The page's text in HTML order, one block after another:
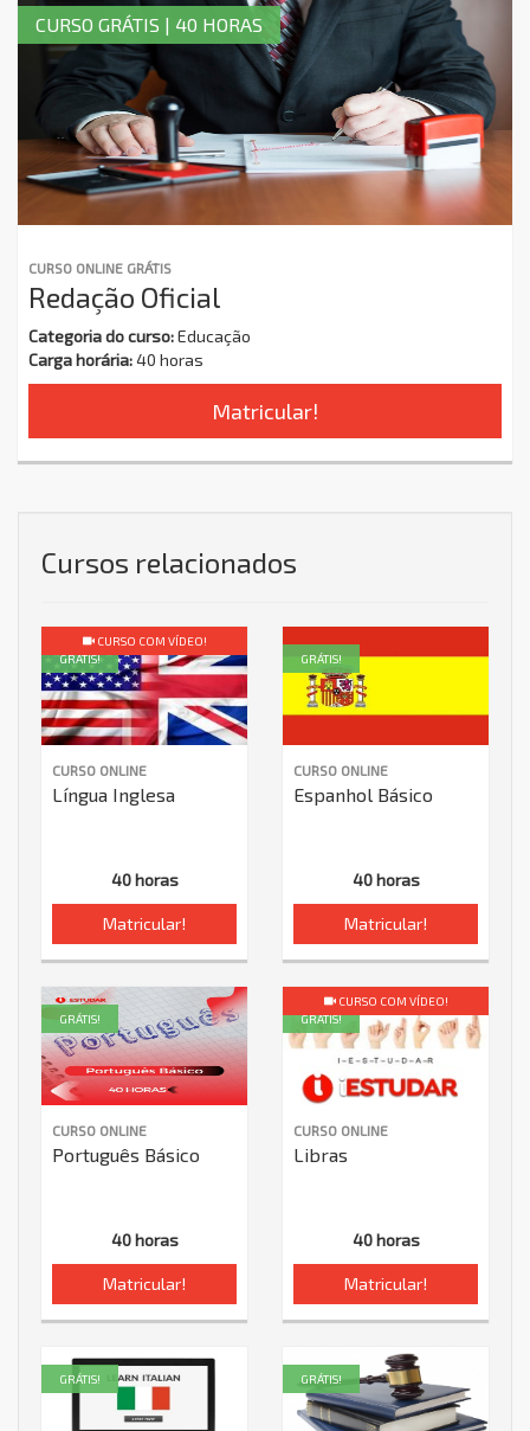
CURSO ONLINE GRÁTIS
Redação Oficial
Categoria do curso:Educação
Carga horária:40 horas
Matricular!
CURSO GRÁTIS | 40 HORAS
Cursos relacionados
CURSO ONLINE
Língua Inglesa
40 horas
Matricular!
GRÁTIS!
CURSO COM VÍDEO!
CURSO ONLINE
Espanhol Básico
40 horas
Matricular!
GRÁTIS!
CURSO ONLINE
Português Básico
40 horas
Matricular!
GRÁTIS!
CURSO ONLINE
Libras
40 horas
Matricular!
GRÁTIS!
CURSO COM VÍDEO!
GRÁTIS! GRÁTIS!